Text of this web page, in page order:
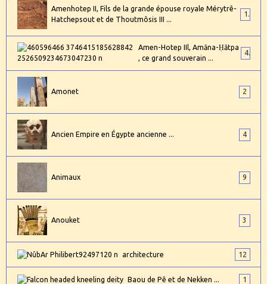
Amenhotep II, Fils de la grande épouse royale Mérytrê-
Hatchepsout et de Thoutmôsis III ...
1
Amen-Hotep IIl, Amāna-Ḥātpa
, ce grand souverain ...
4
Amonet 2
Ancien Empire en Égypte ancienne ... 4
Animaux 9
Anouket 3
architecture 12
Baou de Pê et de Nekken ... 1